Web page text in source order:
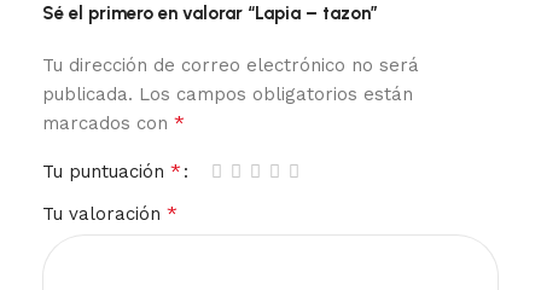
Sé el primero en valorar “Lapia – tazon”
Tu dirección de correo electrónico no será
publicada. Los campos obligatorios están
marcados con *
Tu puntuación *
Tu valoración *